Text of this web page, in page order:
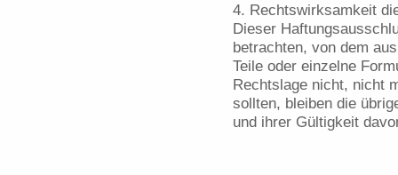
4. Rechtswirksamkeit
Dieser
betrachten, von dem
Teile oder einzelne
Rechtslage nicht, nicht
sollten, bleiben die
und ihrer Gültigkeit